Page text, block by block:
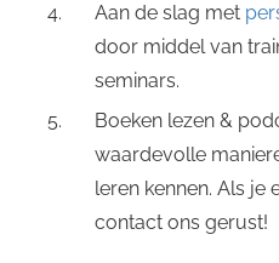
Aan de slag met
door middel van
seminars.
Boeken lezen &
waardevolle
leren kennen. Als je
contact ons gerust!